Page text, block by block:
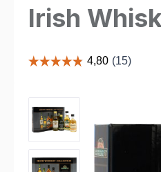
Irish
Bildergalerie überspringen